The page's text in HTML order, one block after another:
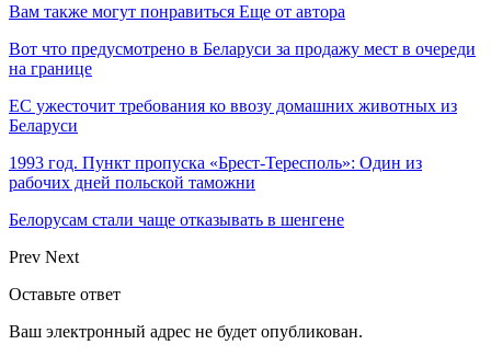
Вам также могут понравиться Еще от автора
Вот что предусмотрено в Беларуси за продажу мест в очереди
на границе
ЕС ужесточит требования ко ввозу домашних животных из
Беларуси
1993 год. Пункт пропуска «Брест-Тересполь»: Один из
рабочих дней польской таможни
Белорусам стали чаще отказывать в шенгене
Prev Next
Оставьте ответ
Ваш электронный адрес не будет опубликован.